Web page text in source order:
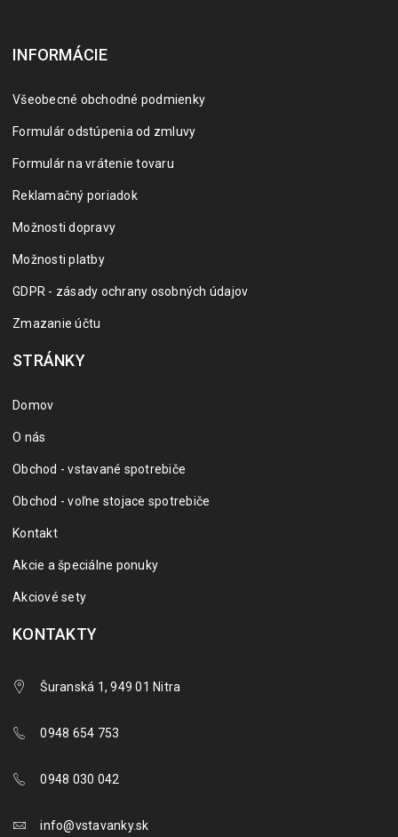
INFORMÁCIE
Všeobecné obchodné podmienky
Formulár odstúpenia od zmluvy
Formulár na vrátenie tovaru
Reklamačný poriadok
Možnosti dopravy
Možnosti platby
GDPR - zásady ochrany osobných údajov
Zmazanie účtu
STRÁNKY
Domov
O nás
Obchod - vstavané spotrebiče
Obchod - voľne stojace spotrebiče
Kontakt
Akcie a špeciálne ponuky
Akciové sety
KONTAKTY
Šuranská 1, 949 01 Nitra
0948 654 753
0948 030 042
info@vstavanky.sk